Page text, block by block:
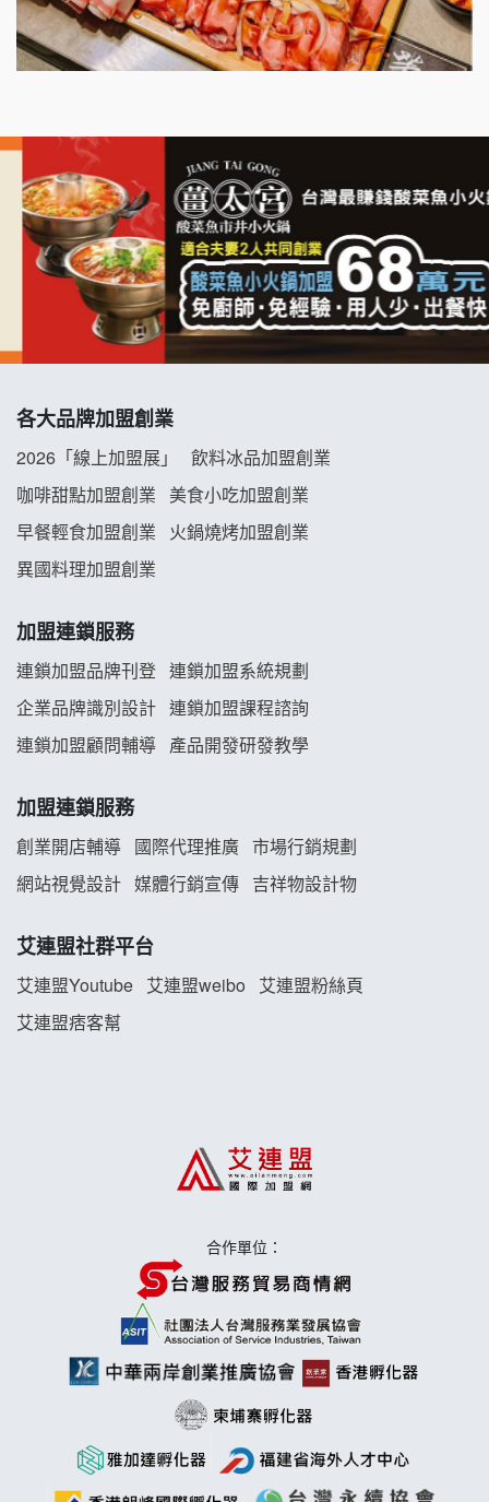
出櫃加盟說明會
千香漢堡加盟說明會
拉亞漢堡加盟說明會
杜芳子古味茶鋪加盟說明會
優握握×酸奶大獅加盟說明會
冬城門加盟說明會
阿性情趣無人販售所加盟明會
龍涎居好湯加盟說明會
舒油頭加盟說明會
韓金量加盟說明會
義氣豐發雞加盟說明會
Mr.Wish加盟說明會
雞咕雞咕加盟說明會
TEA TOP加盟說明會
珍好味臭臭鍋加盟說明會
藍象廷泰式火鍋加盟說明會
莫尼早餐Morni加盟說明會
各大品牌加盟創業
2026「線上加盟展」
飲料冰品加盟創業
咖啡甜點加盟創業
美食小吃加盟創業
早餐輕食加盟創業
火鍋燒烤加盟創業
異國料理加盟創業
加盟連鎖服務
連鎖加盟品牌刊登 連鎖加盟系統規劃
企業品牌識別設計 連鎖加盟課程諮詢
連鎖加盟顧問輔導 產品開發研發教學
加盟連鎖服務
創業開店輔導 國際代理推廣 市場行銷規劃
網站視覺設計 媒體行銷宣傳 吉祥物設計物
艾連盟社群平台
艾連盟Youtube 艾連盟weibo
艾連盟粉絲頁
艾連盟痞客幫
合作單位：